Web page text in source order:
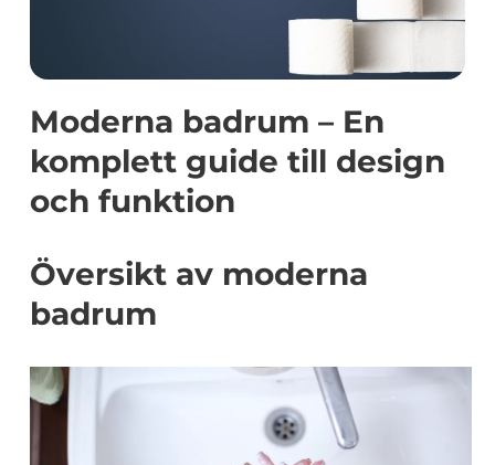
Moderna badrum – En
komplett guide till design
och funktion
Översikt av moderna
badrum